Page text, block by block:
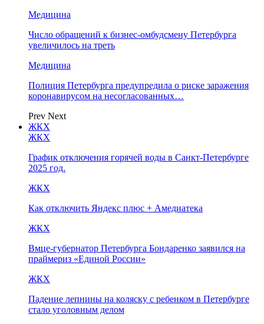
Медицина
Число обращений к бизнес-омбудсмену Петербурга
увеличилось на треть
Медицина
Полиция Петербурга предупредила о риске заражения
коронавирусом на несогласованных…
Prev Next
ЖКХ
ЖКХ
График отключения горячей воды в Санкт-Петербурге
2025 год.
ЖКХ
Как отключить Яндекс плюс + Амедиатека
ЖКХ
Вмце-губернатор Петербурга Бондаренко заявился на
праймериз «Единой России»
ЖКХ
Падение лепнины на коляску с ребенком в Петербурге
стало уголовным делом